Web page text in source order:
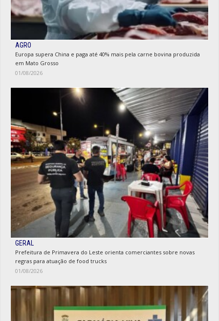
AGRO
Europa supera China e paga até 40% mais pela carne bovina produzida
em Mato Grosso
01/08/2026
GERAL
Prefeitura de Primavera do Leste orienta comerciantes sobre novas
regras para atuação de food trucks
01/08/2026